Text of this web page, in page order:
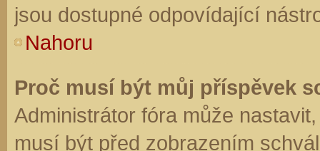
jsou dostupné odpovídající
Nahoru
Proč musí být můj příspěvek
Administrátor fóra může
musí být před zobrazením